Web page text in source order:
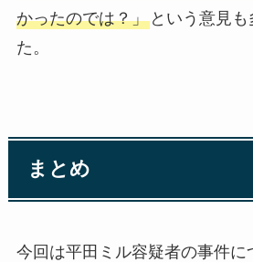
かったのでは？」という意見も
た。
まとめ
今回は平田ミル容疑者の事件に